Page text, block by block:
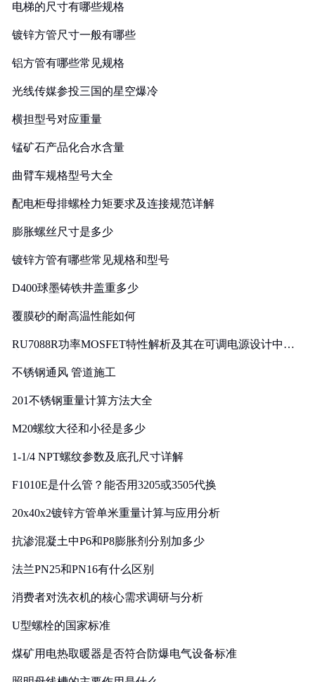
电梯的尺寸有哪些规格
镀锌方管尺寸一般有哪些
铝方管有哪些常见规格
光线传媒参投三国的星空爆冷
横担型号对应重量
锰矿石产品化合水含量
曲臂车规格型号大全
配电柜母排螺栓力矩要求及连接规范详解
膨胀螺丝尺寸是多少
镀锌方管有哪些常见规格和型号
D400球墨铸铁井盖重多少
覆膜砂的耐高温性能如何
RU7088R功率MOSFET特性解析及其在可调电源设计中的
不锈钢通风 管道施工
201不锈钢重量计算方法大全
M20螺纹大径和小径是多少
1-1/4 NPT螺纹参数及底孔尺寸详解
F1010E是什么管？能否用3205或3505代换
20x40x2镀锌方管单米重量计算与应用分析
抗渗混凝土中P6和P8膨胀剂分别加多少
法兰PN25和PN16有什么区别
消费者对洗衣机的核心需求调研与分析
U型螺栓的国家标准
煤矿用电热取暖器是否符合防爆电气设备标准